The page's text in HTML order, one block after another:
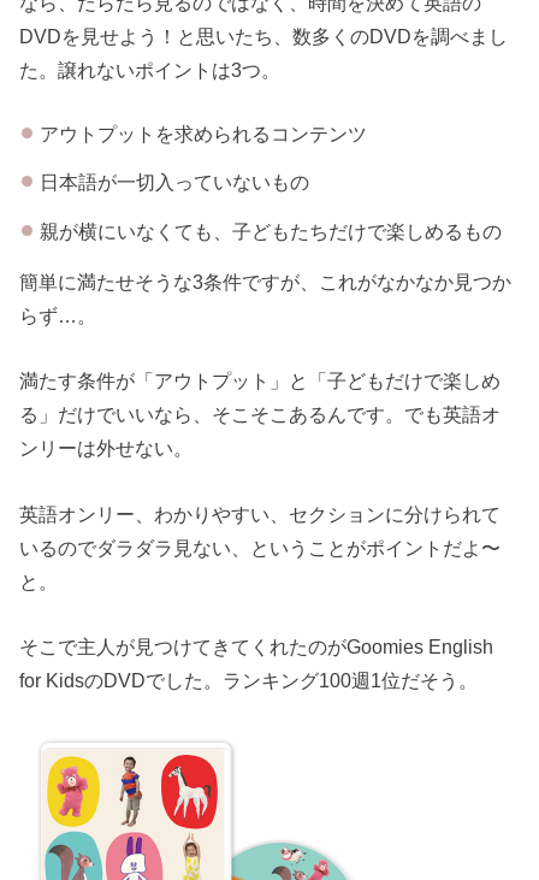
DVDを見せよう！と思いたち、数多くのDVDを調べまし
た。譲れないポイントは3つ。
アウトプットを求められるコンテンツ
日本語が一切入っていないもの
親が横にいなくても、子どもたちだけで楽しめるもの
簡単に満たせそうな3条件ですが、これがなかなか見つか
らず…。
満たす条件が「アウトプット」と「子どもだけで楽しめ
る」だけでいいなら、そこそこあるんです。でも英語オ
ンリーは外せない。
英語オンリー、わかりやすい、セクションに分けられて
いるのでダラダラ見ない、ということがポイントだよ〜
と。
そこで主人が見つけてきてくれたのがGoomies English
for KidsのDVDでした。ランキング100週1位だそう。